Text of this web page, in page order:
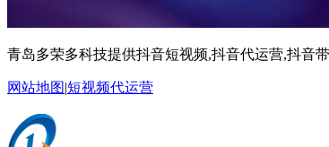
青岛多荣多科技提供抖音短视频,抖音代运营,抖音
网站地图|短视频代运营